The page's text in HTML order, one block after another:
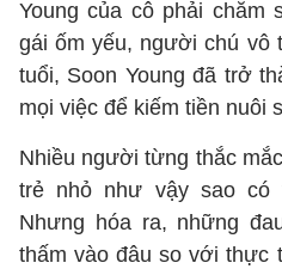
Young của cô phải chăm
gái ốm yếu, người chú vô
tuổi, Soon Young đã trở
mọi việc để kiếm tiền nuôi
Nhiều người từng thắc
trẻ nhỏ như vậy sao có
Nhưng hóa ra, những
thấm vào đâu so với thực